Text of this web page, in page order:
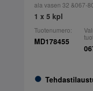
ala vasen 32 &067-
1 x 5 kpl
Tuotenumero:
MD178455